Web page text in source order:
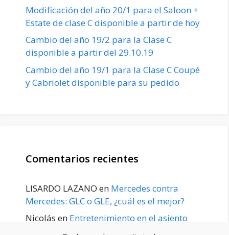
Modificación del año 20/1 para el Saloon +
Estate de clase C disponible a partir de hoy
Cambio del año 19/2 para la Clase C
disponible a partir del 29.10.19
Cambio del año 19/1 para la Clase C Coupé
y Cabriolet disponible para su pedido
Comentarios recientes
LISARDO LAZANO en Mercedes contra
Mercedes: GLC o GLE, ¿cuál es el mejor?
Nicolás en Entretenimiento en el asiento
trasero para el GLE / GLS disponible a